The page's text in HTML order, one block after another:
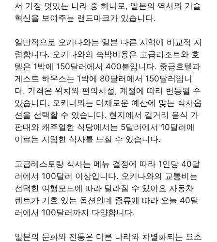
서 가장 멋있는 나라 중 하나로, 일본의 역사와 기술
혁신을 보여주는 랜드마크가 있습니다.
일반적으로 오키나와는 일본 다른 지역에 비교적 저
렴합니다. 오키나와의 숙박비용은 고급리조트와 호
텔은 1박에 150달러에서 400불입니다. 중급호텔과
게스트 하우스는 1박에 80달러에서 150달러입니
다. 가격은 위치와 편의시설, 계절에 따라 변동될 수
있습니다. 오키나와는 다채로운 예산에 맞는 식사옵
션을 선택할 수 있습니다. 현지에서 길거리 음식 가
판대와 캐주얼한 식당에서는 5달러에서 10달러에
이르는 저렴한 식사를 드실 수 있습니다.
고급레스토랑 식사는 메뉴 결정에 따라 1인당 40달
러에서 100달러 이상입니다. 오키나와의 교통비는
선택한 여행모드에 따라 달라질 수 있어요 자동차
렌트가 기호 있는 옵션인데 종류에 따라 오늘 40달
러에서 100달러까지 다양합니다.
일본의 문화와 전통은 다른 나라와 차별화되는 요소